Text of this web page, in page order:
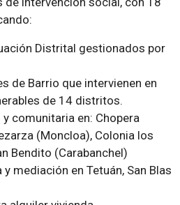
Distrital gestionados por
de Barrio que intervienen en
de 14 distritos.
comunitaria en: Chopera
(Moncloa), Colonia los
Bendito (Carabanchel)
y mediación en Tetuán, San Blas